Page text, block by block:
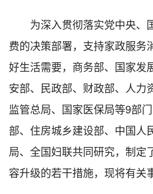
为深入贯彻落实党中央、
费的决策部署，支持家政服务
好生活需要，商务部、国家发
安部、民政部、财政部、人力
监管总局、国家医保局等9部
部、住房城乡建设部、中国人
局、全国妇联共同研究，制定
容升级的若干措施，现将有关